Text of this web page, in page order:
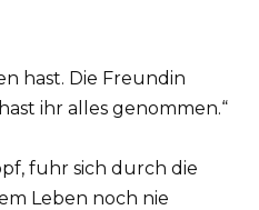
hast. Die Freundin
ihr alles genommen.“
fuhr sich durch die
Leben noch nie